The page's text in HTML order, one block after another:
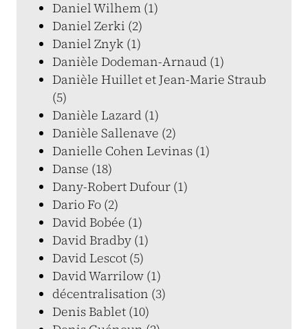
Daniel Wilhem (1)
Daniel Zerki (2)
Daniel Znyk (1)
Danièle Dodeman-Arnaud (1)
Danièle Huillet et Jean-Marie Straub
(5)
Danièle Lazard (1)
Danièle Sallenave (2)
Danielle Cohen Levinas (1)
Danse (18)
Dany-Robert Dufour (1)
Dario Fo (2)
David Bobée (1)
David Bradby (1)
David Lescot (5)
David Warrilow (1)
décentralisation (3)
Denis Bablet (10)